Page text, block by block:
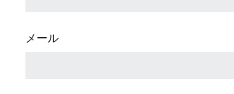
メール